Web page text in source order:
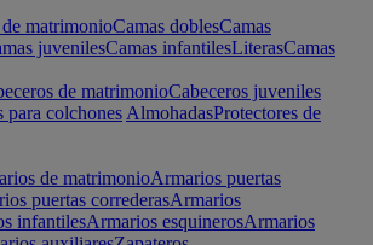
matrimonioCamas doblesCamas
juvenilesCamas infantilesLiterasCamas
de matrimonioCabeceros juveniles
para colchones AlmohadasProtectores de
de matrimonioArmarios puertas
puertas correderasArmarios
infantilesArmarios esquinerosArmarios